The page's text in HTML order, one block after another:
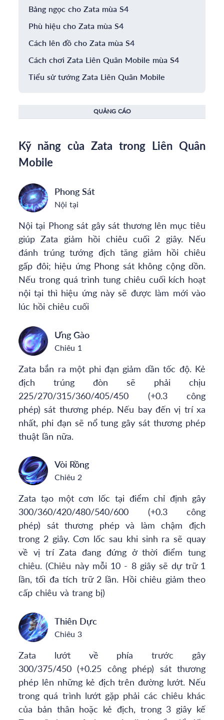
Bảng ngọc cho Zata mùa S4
Phù hiệu cho Zata mùa S4
Cách lên đồ cho Zata mùa S4
Cách chơi Zata Liên Quân Mobile mùa S4
Tiểu sử tướng Zata Liên Quân Mobile
QUẢNG CÁO
Kỹ năng của Zata trong Liên Quân
Mobile
Phong Sát
Nội tại
Nội tại Phong sát gây sát thương lên mục tiêu
giúp Zata giảm hồi chiêu cuối 2 giây. Nếu
đánh trúng tướng địch tăng giảm hồi chiêu
gấp đôi; hiệu ứng Phong sát không cộng dồn.
Nếu trong quá trình tung chiêu cuối kích hoạt
nội tại thì hiệu ứng này sẽ được làm mới vào
lúc hồi chiêu cuối
Ưng Gào
Chiêu 1
Zata bắn ra một phi đạn giảm dần tốc độ. Kẻ
địch trúng đòn sẽ phải chịu
225/270/315/360/405/450 (+0.3 công
phép) sát thương phép. Nếu bay đến vị trí xa
nhất, phi đạn sẽ nổ tung gây sát thương phép
thuật lần nữa.
Vòi Rồng
Chiêu 2
Zata tạo một cơn lốc tại điểm chỉ định gây
300/360/420/480/540/600 (+0.3 công
phép) sát thương phép và làm chậm địch
trong 2 giây. Cơn lốc sau khi sinh ra sẽ quay
về vị trí Zata đang đứng ở thời điểm tung
chiêu. (Chiêu này mỗi 10 - 8 giây sẽ dự trữ 1
lần, tối đa tích trữ 2 lần. Hồi chiêu giảm theo
cấp chiêu và trang bị)
Thiên Dực
Chiêu 3
Zata lướt về phía trước gây
300/375/450 (+0.25 công phép) sát thương
phép lên những kẻ địch trên đường lướt. Nếu
trong quá trình lướt gặp phải các chiêu khác
của bản thân hoặc kẻ địch, trong 3 giây kế